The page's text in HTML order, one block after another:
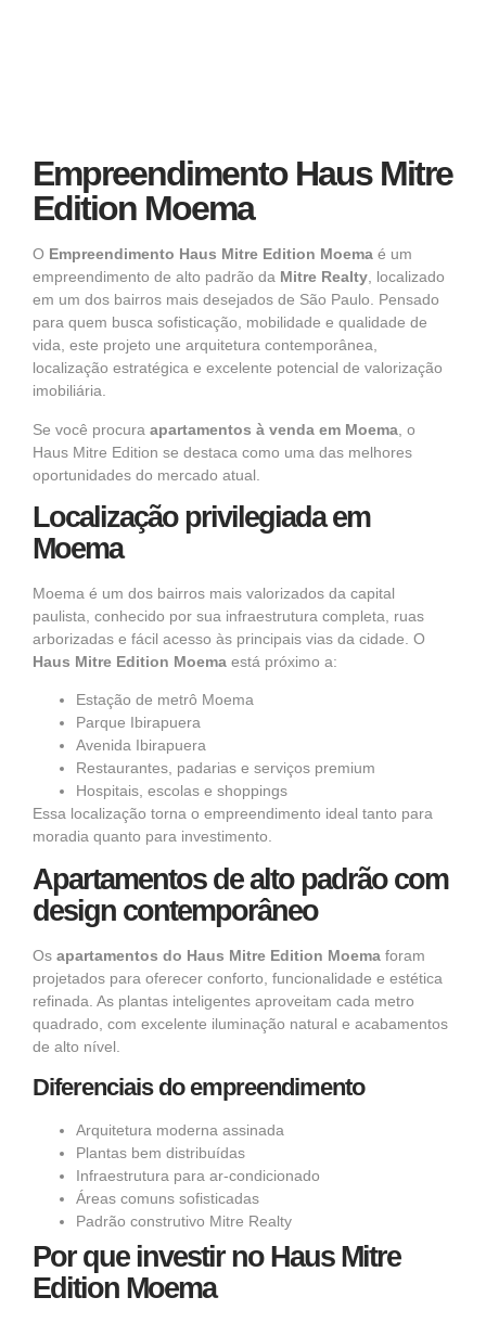
Empreendimento Haus Mitre
Edition Moema
O Empreendimento Haus Mitre Edition Moema é um
empreendimento de alto padrão da Mitre Realty , localizado
em um dos bairros mais desejados de São Paulo. Pensado
para quem busca sofisticação, mobilidade e qualidade de
vida, este projeto une arquitetura contemporânea,
localização estratégica e excelente potencial de valorização
imobiliária.
Se você procura apartamentos à venda em Moema , o
Haus Mitre Edition se destaca como uma das melhores
oportunidades do mercado atual.
Localização privilegiada em
Moema
Moema é um dos bairros mais valorizados da capital
paulista, conhecido por sua infraestrutura completa, ruas
arborizadas e fácil acesso às principais vias da cidade. O
Haus Mitre Edition Moema está próximo a:
Estação de metrô Moema
Parque Ibirapuera
Avenida Ibirapuera
Restaurantes, padarias e serviços premium
Hospitais, escolas e shoppings
Essa localização torna o empreendimento ideal tanto para
moradia quanto para investimento.
Apartamentos de alto padrão com
design contemporâneo
Os apartamentos do Haus Mitre Edition Moema foram
projetados para oferecer conforto, funcionalidade e estética
refinada. As plantas inteligentes aproveitam cada metro
quadrado, com excelente iluminação natural e acabamentos
de alto nível.
Diferenciais do empreendimento
Arquitetura moderna assinada
Plantas bem distribuídas
Infraestrutura para ar-condicionado
Áreas comuns sofisticadas
Padrão construtivo Mitre Realty
Por que investir no Haus Mitre
Edition Moema